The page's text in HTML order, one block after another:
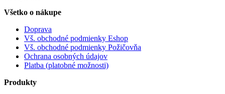
Všetko o nákupe
Doprava
Vš. obchodné podmienky Eshop
Vš. obchodné podmienky Požičovňa
Ochrana osobných údajov
Platba (platobné možnosti)
Produkty